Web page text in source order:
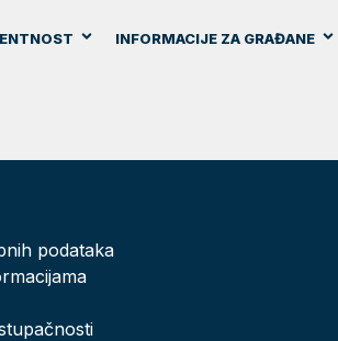
INFORMACIJE ZA GRAĐANE
podataka